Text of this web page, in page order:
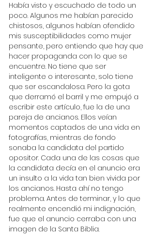
Había visto y escuchado de todo un
poco. Algunos me habían parecido
chistosos, algunos habían ofendido
mis susceptibilidades como mujer
pensante, pero entiendo que hay que
hacer propaganda con lo que se
encuentre. No tiene que ser
inteligente o interesante, solo tiene
que ser escandalosa. Pero la gota
que derramó el barril y me empujó a
escribir este artículo, fue la de una
pareja de ancianos. Ellos veían
momentos captados de una vida en
fotografías, mientras de fondo
sonaba la candidata del partido
opositor. Cada una de las cosas que
la candidata decía en el anuncio era
un insulto a la vida tan bien vivida por
los ancianos. Hasta ahí no tengo
problema. Antes de terminar, y lo que
realmente encendió mi indignación,
fue que el anuncio cerraba con una
imagen de la Santa Biblia.